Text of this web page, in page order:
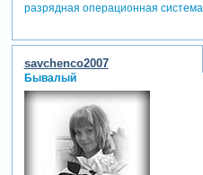
разрядная операционная система
savchenco2007
Бывалый